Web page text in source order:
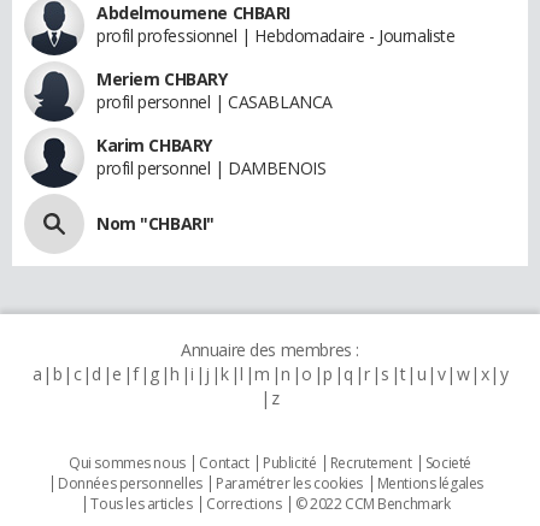
Abdelmoumene CHBARI
profil professionnel | Hebdomadaire - Journaliste
Meriem CHBARY
profil personnel | CASABLANCA
Karim CHBARY
profil personnel | DAMBENOIS
Nom "CHBARI"
Annuaire des membres :
a b c d e f g h i j k l m n o p q r s t u v w x y
z
Qui sommes nous Contact Publicité Recrutement
Societé
Données personnelles
Paramétrer les cookies
Mentions légales
Tous les articles
Corrections © 2022 CCM Benchmark